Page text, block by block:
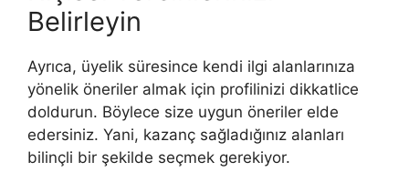
Belirleyin
Ayrıca, üyelik süresince kendi ilgi alanlarınıza
yönelik öneriler almak için profilinizi dikkatlice
doldurun. Böylece size uygun öneriler elde
edersiniz. Yani, kazanç sağladığınız alanları
bilinçli bir şekilde seçmek gerekiyor.